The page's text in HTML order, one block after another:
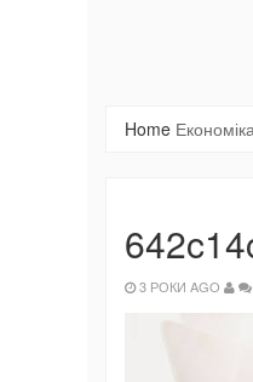
Home
3 РОКИ AGO